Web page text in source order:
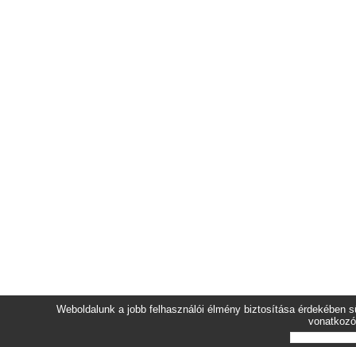
Weboldalunk a jobb felhasználói élmény biztosítása érdekében